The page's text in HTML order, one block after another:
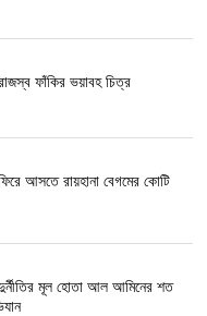
ফাঁকির ভয়াবহ চিত্র
আসতে রায়হানা বেগমের কোটি
দুর্নীতির মূল হোতা আল আমিনের শত